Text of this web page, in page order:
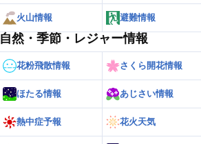
火山情報 避難情報
自然・季節・レジャー情報
花粉飛散情報 さくら開花情報
ほたる情報 あじさい情報
熱中症予報 花火天気